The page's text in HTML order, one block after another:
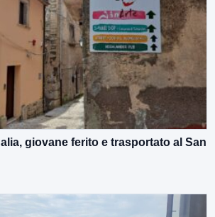
giovane ferito e trasportato al San